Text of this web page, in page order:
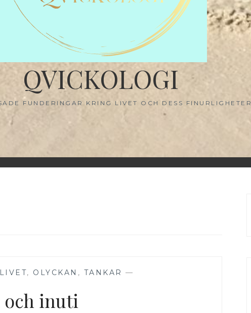
QVICKOLOGI
FUNDERINGAR KRING LIVET OCH DESS FINURLIGHETER
LIVET, OLYCKAN , TANKAR —
och inuti